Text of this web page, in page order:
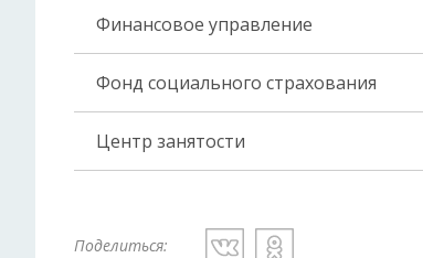
Финансовое управление
Фонд социального страхования
Центр занятости
Поделиться: